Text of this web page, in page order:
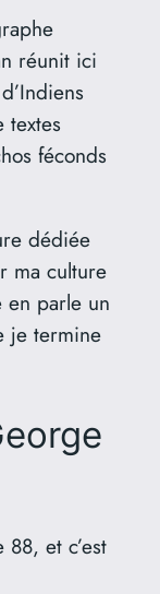
réunit ici
textes
féconds
dédiée
ma culture
en parle un
je termine
et c’est